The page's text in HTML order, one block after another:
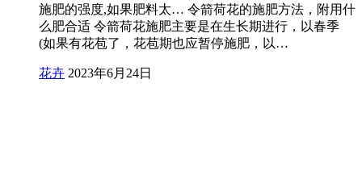
施肥的强度,如果肥料太… 令箭荷花的施肥方法，附用什
么肥合适 令箭荷花施肥主要是在生长期进行，以春季
(如果有花苞了，花苞期也应暂停施肥，以…
花卉 2023年6月24日